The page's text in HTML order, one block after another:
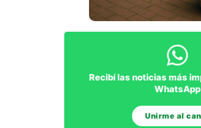
Recibí las noticias más
WhatsApp